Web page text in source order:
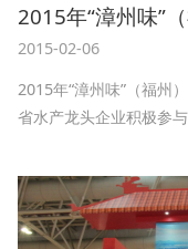
2015年“漳州味”
2015-02-06
2015年“漳州味”（福州
省水产龙头企业积极参